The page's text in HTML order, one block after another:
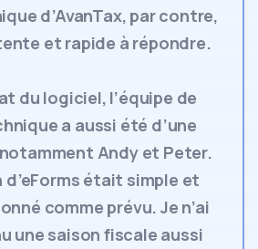
d’AvanTax, par contre,
et rapide à répondre.
du logiciel, l’équipe de
a aussi été d’une
Andy et Peter.
d’eForms était simple et
comme prévu. Je n’ai
une saison fiscale aussi